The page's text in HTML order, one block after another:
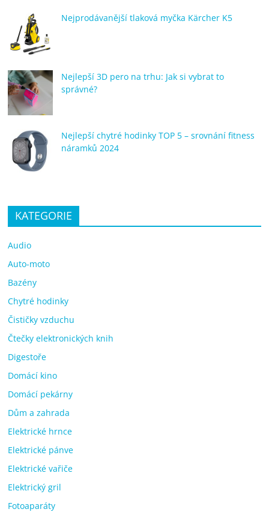
Nejprodávanější tlaková myčka Kärcher K5
Nejlepší 3D pero na trhu: Jak si vybrat to
správné?
Nejlepší chytré hodinky TOP 5 – srovnání fitness
náramků 2024
KATEGORIE
Audio
Auto-moto
Bazény
Chytré hodinky
Čističky vzduchu
Čtečky elektronických knih
Digestoře
Domácí kino
Domácí pekárny
Dům a zahrada
Elektrické hrnce
Elektrické pánve
Elektrické vařiče
Elektrický gril
Fotoaparáty